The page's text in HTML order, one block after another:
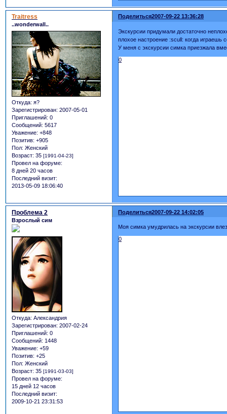
Поделиться2007-09-22 13:36:28
Traitress
..wonderwall..
Откуда: я?
Зарегистрирован: 2007-05-01
Приглашений: 0
Сообщений: 5617
Уважение: +848
Позитив: +905
Пол: Женский
Возраст: 35 [1991-04-23]
Провел на форуме:
8 дней 20 часов
Последний визит:
2013-05-09 18:06:40
Экскурсии придумали достаточно
плохое настроение :scull: когда играешь
У меня с экскурсии симка приезжала
0
Поделиться2007-09-22 14:02:05
Проблема 2
Взрослый сим
Откуда: Александрия
Зарегистрирован: 2007-02-24
Приглашений: 0
Сообщений: 1448
Уважение: +59
Позитив: +25
Пол: Женский
Возраст: 35 [1991-03-03]
Провел на форуме:
15 дней 12 часов
Последний визит:
2009-10-21 23:31:53
Моя симка умудрилась на экскурсии
0